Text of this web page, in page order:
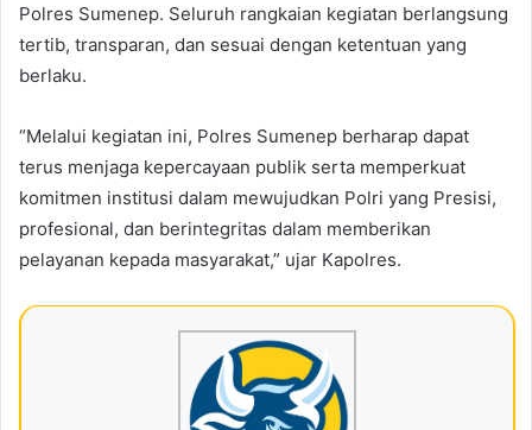
Polres Sumenep. Seluruh rangkaian kegiatan berlangsung
tertib, transparan, dan sesuai dengan ketentuan yang
berlaku.
“Melalui kegiatan ini, Polres Sumenep berharap dapat
terus menjaga kepercayaan publik serta memperkuat
komitmen institusi dalam mewujudkan Polri yang Presisi,
profesional, dan berintegritas dalam memberikan
pelayanan kepada masyarakat,” ujar Kapolres.